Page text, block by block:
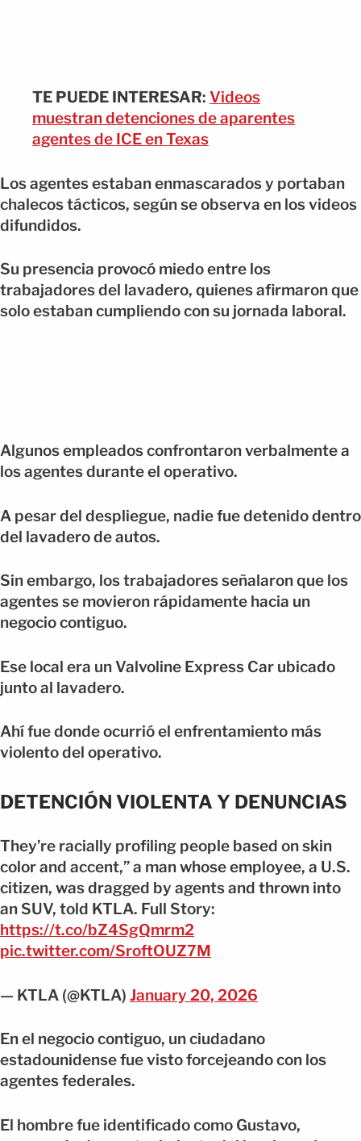
TE PUEDE INTERESAR: Videos
muestran detenciones de aparentes
agentes de ICE en Texas
Los agentes estaban enmascarados y portaban
chalecos tácticos, según se observa en los videos
difundidos.
Su presencia provocó miedo entre los
trabajadores del lavadero, quienes afirmaron que
solo estaban cumpliendo con su jornada laboral.
Algunos empleados confrontaron verbalmente a
los agentes durante el operativo.
A pesar del despliegue, nadie fue detenido dentro
del lavadero de autos.
Sin embargo, los trabajadores señalaron que los
agentes se movieron rápidamente hacia un
negocio contiguo.
Ese local era un Valvoline Express Car ubicado
junto al lavadero.
Ahí fue donde ocurrió el enfrentamiento más
violento del operativo.
DETENCIÓN VIOLENTA Y DENUNCIAS
They’re racially profiling people based on skin
color and accent,” a man whose employee, a U.S.
citizen, was dragged by agents and thrown into
an SUV, told KTLA. Full Story:
https://t.co/bZ4SgQmrm2
pic.twitter.com/SroftOUZ7M
— KTLA (@KTLA) January 20, 2026
En el negocio contiguo, un ciudadano
estadounidense fue visto forcejeando con los
agentes federales.
El hombre fue identificado como Gustavo,